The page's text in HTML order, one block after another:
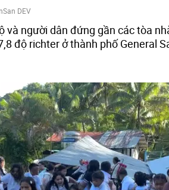
DEV
và người dân đứng gần các tòa
độ richter ở thành phố General